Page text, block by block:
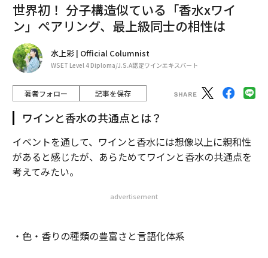
世界初！ 分子構造似ている「香水xワイ
ン」ペアリング、最上級同士の相性は
水上彩 | Official Columnist
WSET Level 4 Diploma/J.S.A認定ワインエキスパート
著者フォロー 記事を保存
ワインと香水の共通点とは？
イベントを通して、ワインと香水には想像以上に親和性
があると感じたが、あらためてワインと香水の共通点を
考えてみたい。
advertisement
・色・香りの種類の豊富さと言語化体系